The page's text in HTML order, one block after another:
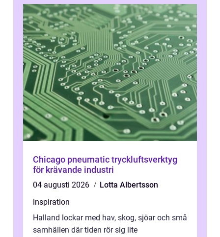
Chicago pneumatic tryckluftsverktyg
för krävande industri
04 augusti 2026
Lotta Albertsson
inspiration
Halland lockar med hav, skog, sjöar och små
samhällen där tiden rör sig lite